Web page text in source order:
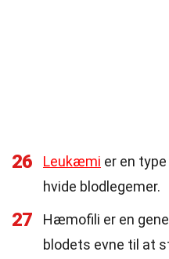
26 Leukæmi er en
hvide blodlegemer.
27
Hæmofili er en
blodets evne til at